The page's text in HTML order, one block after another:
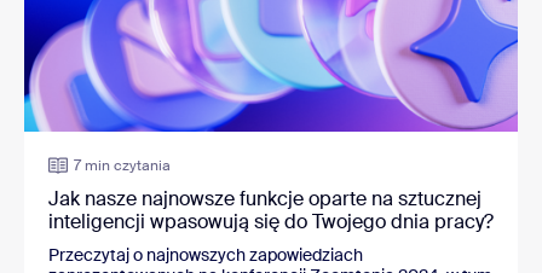
7 min czytania
Jak nasze najnowsze funkcje oparte na sztucznej
inteligencji wpasowują się do Twojego dnia pracy?
Przeczytaj o najnowszych zapowiedziach